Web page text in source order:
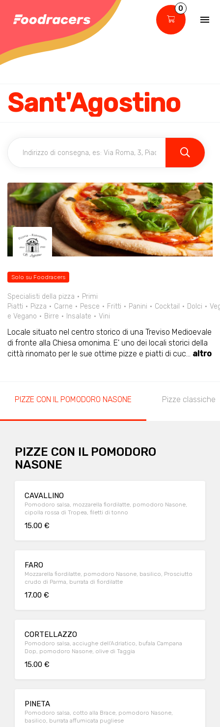
0
Sant'Agostino
Solo su Foodracers
Specialisti della pizza
Primi
Piatti
Pizza Carne Pesce Fritti Panini Cocktail Dolci
e Vegano
Birre Insalate Vini
Locale situato nel centro storico di una Treviso Medioevale
di fronte alla Chiesa omonima. E' uno dei locali storici della
città rinomato per le sue ottime pizze e piatti di cuc... altro
PIZZE CON IL POMODORO NASONE Pizze classiche
PIZZE CON IL POMODORO
NASONE
CAVALLINO
Pomodoro salsa, mozzarella fiordilatte, pomodoro Nasone,
cipolla rossa di Tropea, filetti di tonno
15.00 €
FARO
Mozzarella fiordilatte, pomodoro Nasone, basilico, Prosciutto
crudo di Parma, burrata di fiordilatte
17.00 €
CORTELLAZZO
Pomodoro salsa, acciughe dell'Adriatico, bufala Campana
Dop, pomodoro Nasone, olive di Taggia
15.00 €
PINETA
Pomodoro salsa, cotto alla Brace, pomodoro Nasone,
basilico, burrata affumicata pugliese